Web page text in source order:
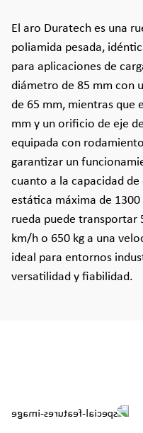
El aro Duratech es una
poliamida pesada,
para aplicaciones de
diámetro de 85 mm con
de 65 mm, mientras que
mm y un orificio de eje
equipada con
garantizar un
cuanto a la capacidad
estática máxima de 1300
rueda puede transportar
km/h o 650 kg a una
ideal para entornos
versatilidad y fiabilidad.